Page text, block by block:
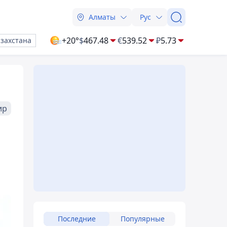
Алматы Рус
+20°$467.48 €539.52 ₽5.73
Последние Популярные